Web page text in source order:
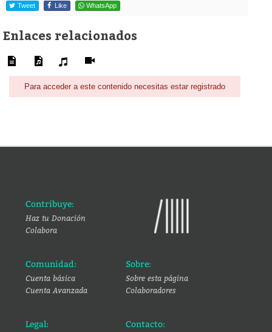
Tweet Like WhatsApp
Enlaces relacionados
Para acceder a este contenido necesitas estar registrado
Contribuye:
Haz tu Donación
Colabora
Comunidad:
Cuenta básica
Cuenta Avanzada
Sobre:
Sobre esta página
Colaboradores
Legal: Contacto: